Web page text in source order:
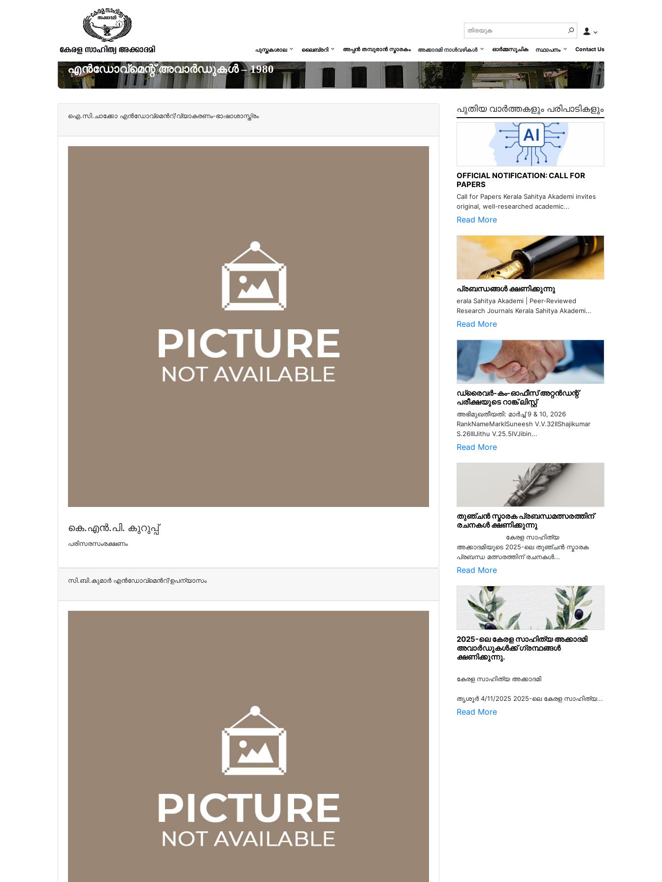
പുസ്തകശാല ലൈബ്രറി അപ്പൻ തമ്പുരാൻ സ്മാരകം അക്കാദമി നാൾവഴികൾ ഓർമ്മസൂചിക സ്ഥാപനം Contact Us
എൻഡോവ്മെന്റ് അവാർഡുകൾ – 1980
ഐ.സി.ചാക്കോ എന്‍ഡോവ്മെന്‍റ്/വ്യാകരണം-ഭാഷാശാസ്ത്രം
കെ.എന്‍.പി. കുറുപ്പ്
പരിസരസംരക്ഷണം
സി.ബി.കുമാര്‍ എന്‍ഡോവ്മെന്‍റ്/ഉപന്യാസം
പുതിയ വാർത്തകളും പരിപാടികളും
OFFICIAL NOTIFICATION: CALL FOR
PAPERS
Call for Papers Kerala Sahitya Akademi invites
original, well-researched academic...
Read More
പ്രബന്ധങ്ങൾ ക്ഷണിക്കുന്നു
erala Sahitya Akademi | Peer-Reviewed
Research Journals Kerala Sahitya Akademi...
Read More
ഡ്രൈവർ-കം-ഓഫീസ് അറ്റൻഡന്റ്
പരീക്ഷയുടെ റാങ്ക് ലിസ്റ്റ്
അഭിമുഖതീയതി: മാർച്ച് 9 & 10, 2026
RankNameMarkISuneesh V.V.32IIShajikumar
S.26IIIJithu V.25.5IVJibin...
Read More
തുഞ്ചൻ സ്മാരക പ്രബന്ധമത്സരത്തിന്
രചനകൾ ക്ഷണിക്കുന്നു
കേരള സാഹിത്യ
അക്കാദമിയുടെ 2025-ലെ തുഞ്ചൻ സ്മാരക
പ്രബന്ധ മത്സരത്തിന് രചനകൾ...
Read More
2025-ലെ കേരള സാഹിത്യ അക്കാദമി
അവാർഡുകൾക്ക് ഗ്രന്ഥങ്ങൾ
ക്ഷണിക്കുന്നു.
കേരള സാഹിത്യ അക്കാദമി
തൃശൂര്‍ 4/11/2025 2025-ലെ കേരള സാഹിത്യ...
Read More